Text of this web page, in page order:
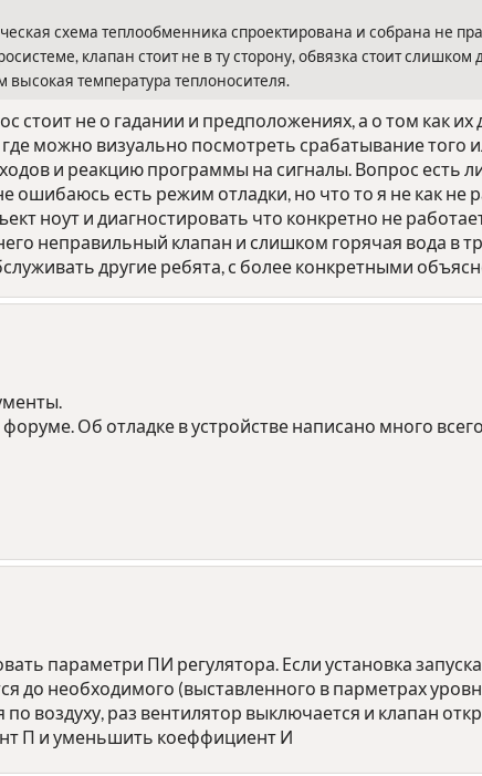
схема теплообменника спроектирована и собрана не
клапан стоит не в ту сторону, обвязка стоит слишком
температура теплоносителя.
стоит не о гадании и предположениях, а о том как их
можно визуально посмотреть срабатывание того
и реакцию программы на сигналы. Вопрос есть
ошибаюсь есть режим отладки, но что то я не как не
ноут и диагностировать что конкретно не
неправильный клапан и слишком горячая вода в
другие ребята, с более конкретными
Об отладке в устройстве написано много
параметри ПИ регулятора. Если установка
до необходимого (выставленного в парметрах
воздуху, раз вентилятор выключается и клапан
П и уменьшить коеффициент И